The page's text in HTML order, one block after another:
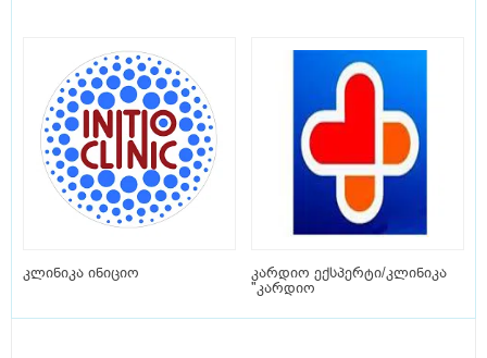
კლინიკა ინიციო
კარდიო ექსპერტი/კლინიკა
"კარდიო